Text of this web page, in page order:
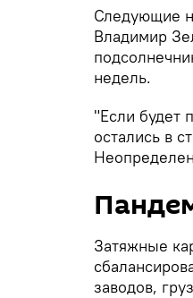
Следующие
Владимир
недель.
"Если будет
остались в
Затяжные
заводов,